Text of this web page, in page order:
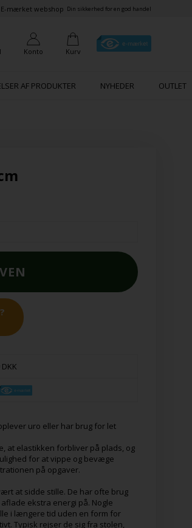
E-mærket webshop Din sikkerhed for en god handel
Konto Kurv
AF PRODUKTER NYHEDER OUTLET
uro eller har brug for let
at elastikken forbliver på plads, og
for at vippe og bevæge
på opgaver.
at sidde stille. De har ofte brug
ekstra energi på. Nogle
i længere tid uden en form for
Typisk rejser de sig fra stolen,